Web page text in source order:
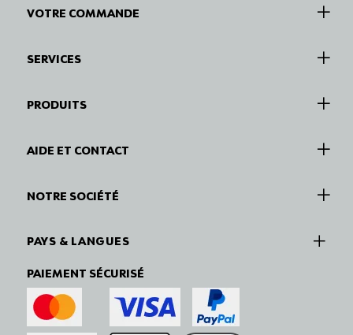
VOTRE COMMANDE
SERVICES
PRODUITS
AIDE ET CONTACT
NOTRE SOCIÉTÉ
PAYS & LANGUES
PAIEMENT SÉCURISÉ